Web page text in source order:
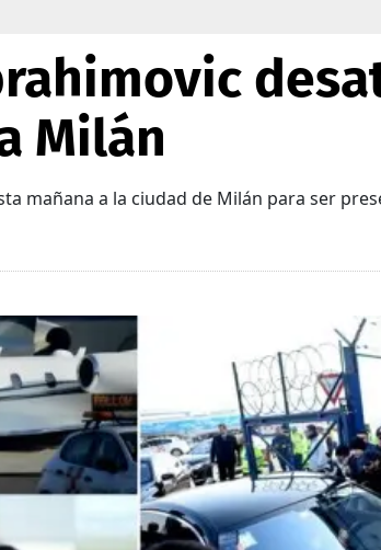
Milán
mañana a la ciudad de Milán para ser